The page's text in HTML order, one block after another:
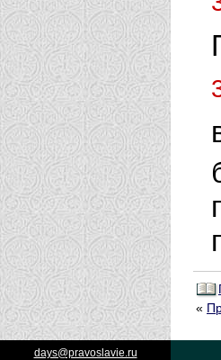
«
days@pravoslavie.ru